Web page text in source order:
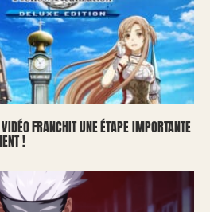
FRANCHIT UNE ÉTAPE IMPORTANTE
!